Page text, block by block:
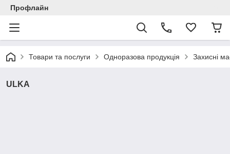
Профлайн
Товари та послуги Одноразова продукція Захисні
ULKA